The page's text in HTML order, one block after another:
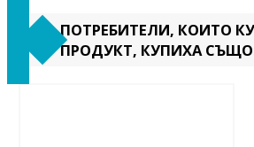
ПОТРЕБИТЕЛИ, КОИТО
ПРОДУКТ, КУПИХА